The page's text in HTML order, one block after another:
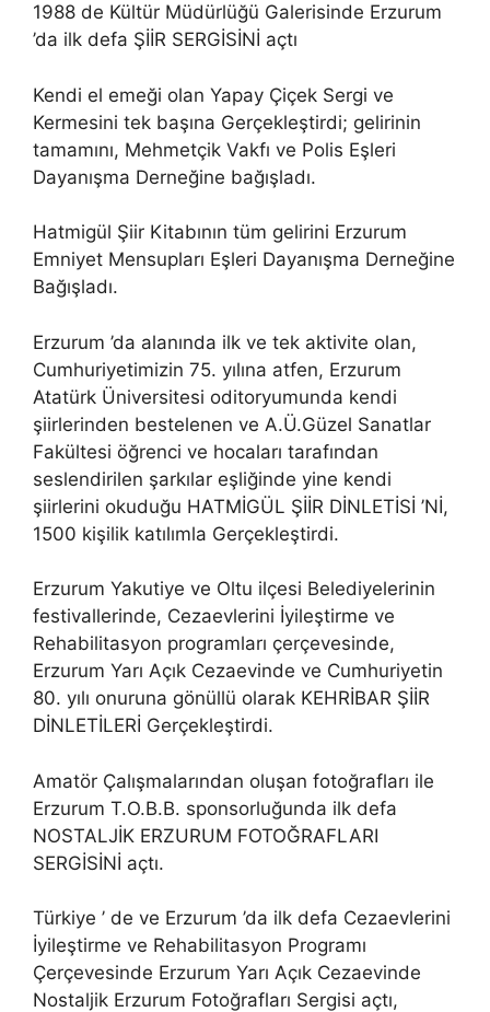
1988 de Kültür Müdürlüğü Galerisinde Erzurum
’da ilk defa ŞİİR SERGİSİNİ açtı
Kendi el emeği olan Yapay Çiçek Sergi ve
Kermesini tek başına Gerçekleştirdi; gelirinin
tamamını, Mehmetçik Vakfı ve Polis Eşleri
Dayanışma Derneğine bağışladı.
Hatmigül Şiir Kitabının tüm gelirini Erzurum
Emniyet Mensupları Eşleri Dayanışma Derneğine
Bağışladı.
Erzurum ’da alanında ilk ve tek aktivite olan,
Cumhuriyetimizin 75. yılına atfen, Erzurum
Atatürk Üniversitesi oditoryumunda kendi
şiirlerinden bestelenen ve A.Ü.Güzel Sanatlar
Fakültesi öğrenci ve hocaları tarafından
seslendirilen şarkılar eşliğinde yine kendi
şiirlerini okuduğu HATMİGÜL ŞİİR DİNLETİSİ ’Nİ,
1500 kişilik katılımla Gerçekleştirdi.
Erzurum Yakutiye ve Oltu ilçesi Belediyelerinin
festivallerinde, Cezaevlerini İyileştirme ve
Rehabilitasyon programları çerçevesinde,
Erzurum Yarı Açık Cezaevinde ve Cumhuriyetin
80. yılı onuruna gönüllü olarak KEHRİBAR ŞİİR
DİNLETİLERİ Gerçekleştirdi.
Amatör Çalışmalarından oluşan fotoğrafları ile
Erzurum T.O.B.B. sponsorluğunda ilk defa
NOSTALJİK ERZURUM FOTOĞRAFLARI
SERGİSİNİ açtı.
Türkiye ’ de ve Erzurum ’da ilk defa Cezaevlerini
İyileştirme ve Rehabilitasyon Programı
Çerçevesinde Erzurum Yarı Açık Cezaevinde
Nostaljik Erzurum Fotoğrafları Sergisi açtı,